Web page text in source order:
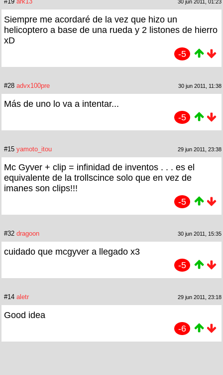
30 jun 2011, 01:23
Siempre me acordaré de la vez que hizo un
helicoptero a base de una rueda y 2 listones de hierro
xD
-5
#28 advx100pre 30 jun 2011, 11:38
Más de uno lo va a intentar...
-5
#15 yamoto_itou 29 jun 2011, 23:38
Mc Gyver + clip = infinidad de inventos . . . es el
equivalente de la trollscince solo que en vez de
imanes son clips!!!
-5
#32 dragoon 30 jun 2011, 15:35
cuidado que mcgyver a llegado x3
-5
#14 aletr 29 jun 2011, 23:18
Good idea
-6